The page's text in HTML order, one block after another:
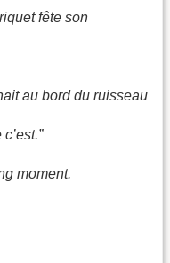
fête son
au bord du ruisseau
moment.